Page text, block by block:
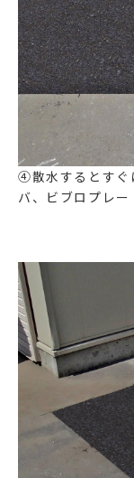
④散水するとすぐ
バ、ビブロプレー